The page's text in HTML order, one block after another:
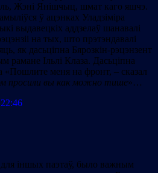
Жэні Янішчыц, шмат каго яшчэ.
ў ацэнках Уладзіміра
выдавецкіх аддзелаў шанавалі
на тых, што прэтэндавалі
як дасьціпна Бярозкін-рэцэнзент
рамане Ільлі Клаза. Дасьціпна
«Пошлите меня на фронт, – сказал
просили вы как можно тише»…
іншых паэтаў, было важным